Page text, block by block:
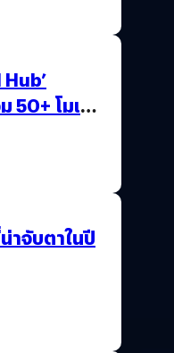
50+ โมเดล
าจับตาในปี